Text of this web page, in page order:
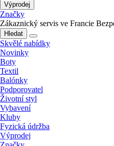
Výprodej
Značky
Zákaznický servis ve Francie
Hledat
Skvělé nabídky
Novinky
Boty
Textil
Balónky
Podporovatel
Životní styl
Vybavení
Kluby
Fyzická údržba
Výprodej